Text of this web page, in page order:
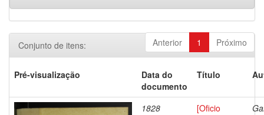
Anterior 1 Próximo
Conjunto de itens:
Pré-visualização
Data do
documento
Título
1828
[Oficio